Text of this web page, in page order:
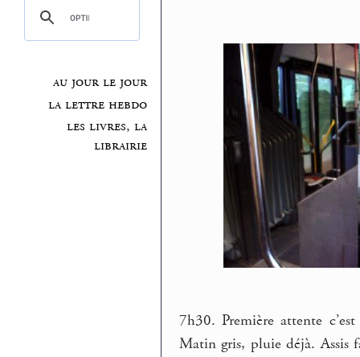
au jour le jour
la lettre hebdo
les livres, la
librairie
7h30. Première attente
Matin gris, pluie déjà. Assis